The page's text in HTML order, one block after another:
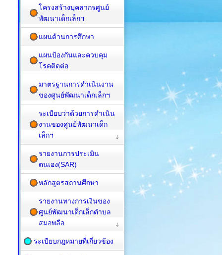
โครงสร้างบุคลากรศูนย์
พัฒนาเด็กเล็กฯ
แผนด้านการศึกษา
แผนป้องกันและควบคุม
โรคติดต่อ
มาตรฐานการดำเนินงาน
ของศูนย์พัฒนาเด็กเล็กฯ
ระเบียบว่าด้วยการดำเนิน
งานของศูนย์พัฒนาเด็ก
เล็กฯ
รายงานการประเมิน
ตนเอง(SAR)
หลักสูตรสถานศึกษา
รายงานทางการเงินของ
ศูนย์พัฒนาเด็กเล็กตำบล
สมอพลือ
ระเบียบกฎหมายที่เกี่ยวข้อง